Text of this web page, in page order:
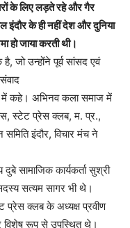
के लिए लड़ते रहे और गैर
इंदौर के ही नहीं देश और दुनिया
जाया करती थी।
है, जो उन्होंने पूर्व सांसद एवं
में कहे। अभिनव कला समाज में
स्टेट प्रेस क्लब, म. प्र.,
इंदौर, विचार मंच ने
सामाजिक कार्यकर्ता सुश्री
सत्यम सागर भी थे।
प्रेस क्लब के अध्यक्ष प्रवीण
विशेष रूप से उपस्थित थे।